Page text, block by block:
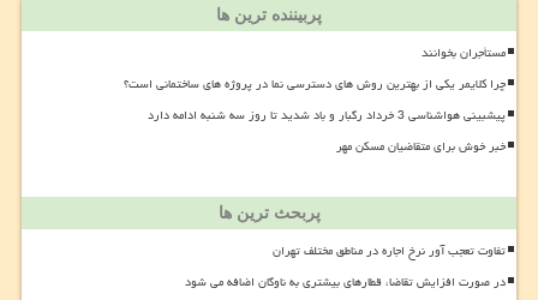
پربیننده ترین ها
مستأجران بخوانند
چرا کلایمر یکی از بهترین روش های دسترسی نما در پروژه های ساختمانی است؟
پیشبینی هواشناسی 3 خرداد رگبار و باد شدید تا روز سه شنبه ادامه دارد
خبر خوش برای متقاضیان مسکن مهر
پربحث ترین ها
تفاوت تعجب آور نرخ اجاره در مناطق مختلف تهران
در صورت افزایش تقاضا، قطارهای بیشتری به ناوگان اضافه می شود